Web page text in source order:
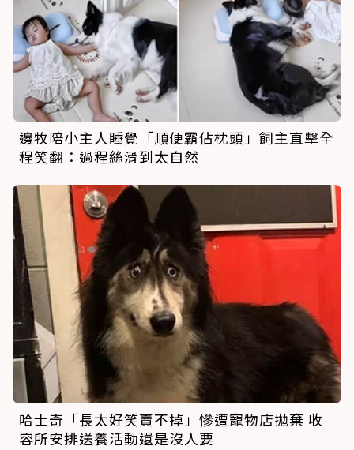
邊牧陪小主人睡覺「順便霸佔枕頭」飼主直擊全
程笑翻：過程絲滑到太自然
哈士奇「長太好笑賣不掉」慘遭寵物店拋棄 收
容所安排送養活動還是沒人要